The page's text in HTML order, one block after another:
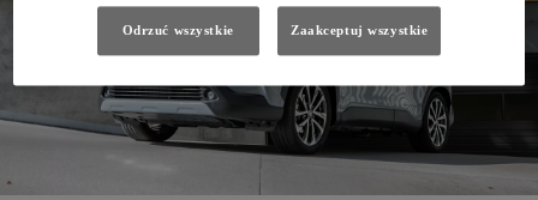
Odrzuć wszystkie Zaakceptuj wszystkie